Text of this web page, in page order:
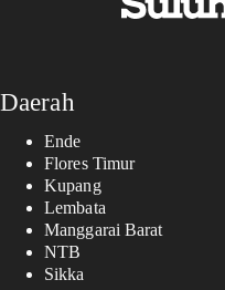
Daerah
Ende
Flores Timur
Kupang
Lembata
Manggarai Barat
NTB
Sikka